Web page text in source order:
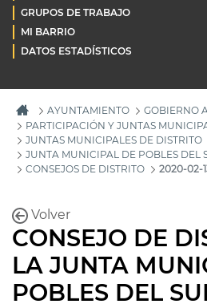
GRUPOS DE TRABAJO
MI BARRIO
DATOS ESTADÍSTICOS
AYUNTAMIENTO
GOBIERNO
PARTICIPACIÓN Y JUNTAS
JUNTAS MUNICIPALES DE DISTRITO
JUNTA MUNICIPAL DE POBLES DEL
CONSEJOS DE DISTRITO
2020-02-
Volver
CONSEJO DE
LA JUNTA
POBLES DEL